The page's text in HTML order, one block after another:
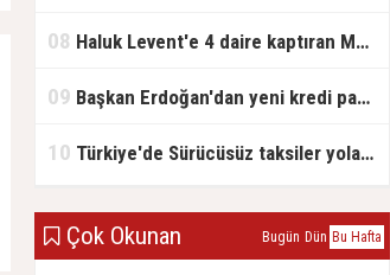
08 Haluk Levent'e 4 daire kaptıran Müteahhit soluğu savcılıkta aldı
09 Başkan Erdoğan'dan yeni kredi paketi müjdesi: 6 ay geri ödemesiz, 36 ay vadeli
10 Türkiye'de Sürücüsüz taksiler yola çıkmaya hazırlanıyor
Çok Okunan Bugün Dün Bu Hafta